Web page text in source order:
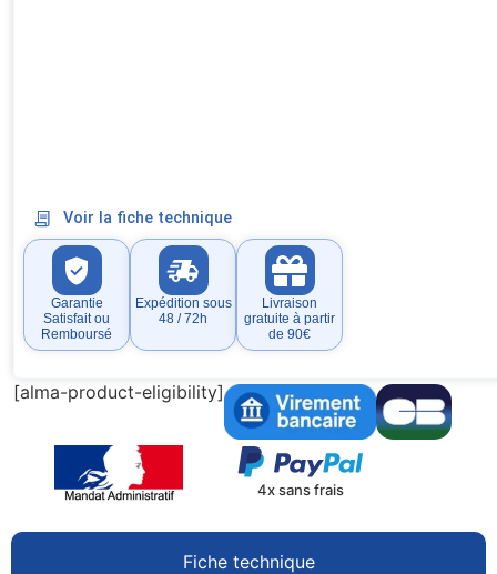
Voir la fiche technique
Garantie
Satisfait ou
Remboursé
Expédition sous
48 / 72h
Livraison
gratuite à partir
de 90€
[alma-product-eligibility]
4x sans frais
Fiche technique